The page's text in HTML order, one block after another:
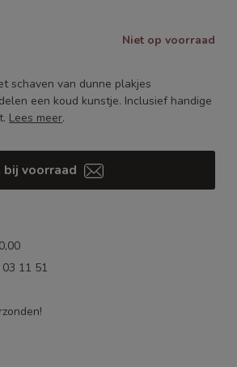
Niet op voorraad
schaven van dunne plakjes
een koud kunstje. Inclusief handige
Lees meer.
bij voorraad
11 51